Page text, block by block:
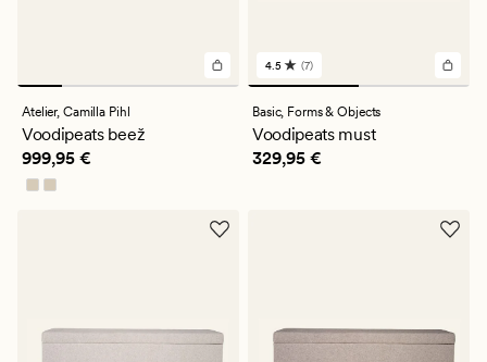
Atelier, Camilla Pihl
Voodipeats beež
Pris_ee 999,95 €
999,95 €
7
arvustust
keskmise
hinnanguga
4.5
4.5 (7)
Basic, Forms & Objects
Voodipeats must
Pris_ee 329,95 €
329,95 €